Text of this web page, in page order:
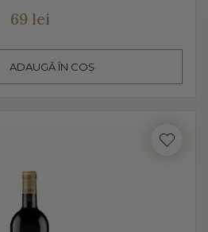
aromă și gust deosebit,
de departe cel mai cunoscut.
pe lângă Glera și alte
Verdiso, Bianchetta
lunga, Chardonnay, Pinot
Pinot Nero.
69 lei
ADAUGĂ ÎN COȘ